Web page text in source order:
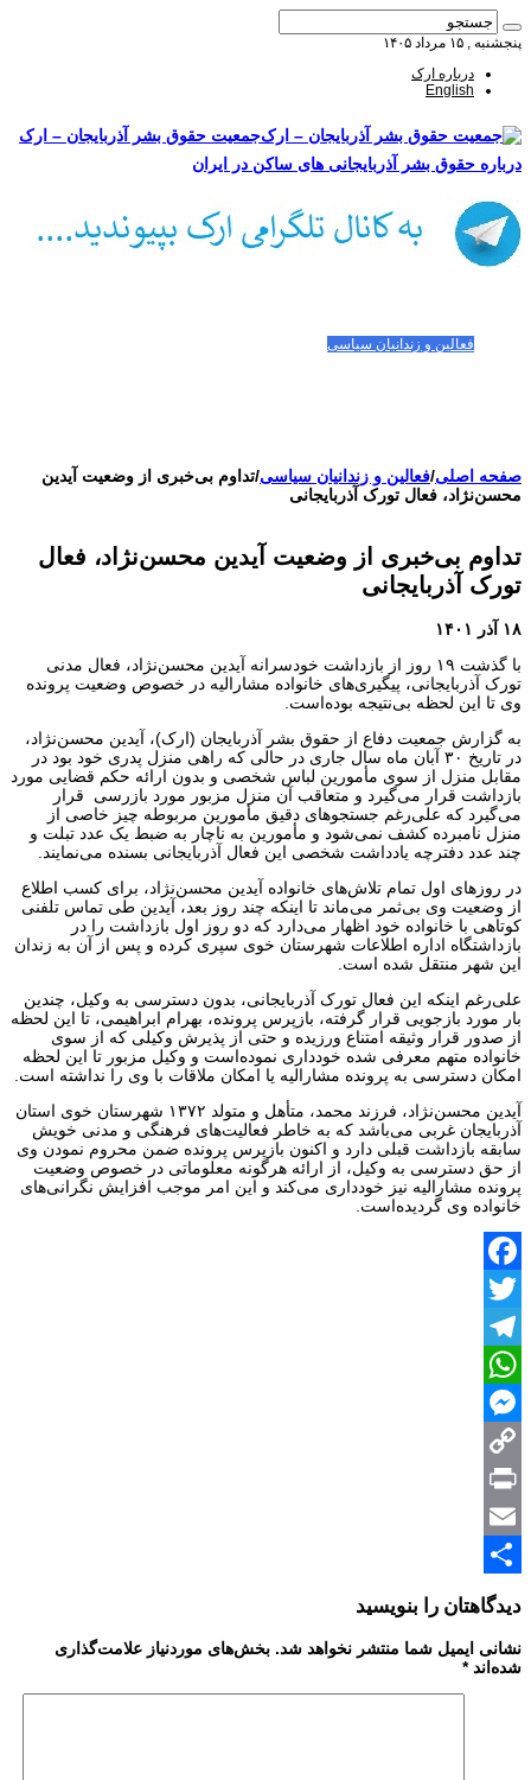
پنجشنبه , ۱۵ مرداد ۱۴۰۵
درباره ارک
English
جمعیت حقوق بشر آذربایجان – ارک
درباره حقوق بشر آذربایجانی های ساکن در ایران
فعالین و زندانیان سیاسی
صفحه اصلی/فعالین و زندانیان سیاسی/تداوم بی‌خبری از وضعیت آیدین
محسن‌نژاد، فعال تورک آذربایجانی
تداوم بی‌خبری از وضعیت آیدین محسن‌نژاد، فعال
تورک آذربایجانی
۱۸ آذر ۱۴۰۱
با گذشت ۱۹ روز از بازداشت خودسرانه آیدین محسن‌نژاد، فعال مدنی
تورک آذربایجانی، پیگیری‌های خانواده مشارالیه در خصوص وضعیت پرونده
وی تا این لحظه بی‌نتیجه بوده‌است.
به گزارش جمعیت دفاع از حقوق بشر آذربایجان (ارک)، آیدین محسن‌نژاد،
در تاریخ ۳۰ آبان ماه سال جاری در حالی که راهی منزل پدری خود بود در
مقابل منزل از سوی مأمورین لباس شخصی و بدون ارائه حکم قضایی مورد
بازداشت قرار می‌گیرد و متعاقب آن منزل مزبور مورد بازرسی قرار
می‌گیرد که علی‌رغم جستجوهای دقیق مأمورین مربوطه چیز خاصی از
منزل نامبرده کشف نمی‌شود و مأمورین به ناچار به ضبط یک عدد تبلت و
چند عدد دفترچه یادداشت شخصی این فعال آذربایجانی بسنده می‌نمایند.
در روزهای اول تمام تلاش‌های خانواده آیدین محسن‌نژاد، برای کسب اطلاع
از وضعیت وی بی‌ثمر می‌ماند تا اینکه چند روز بعد، آیدین طی تماس تلفنی
کوتاهی با خانواده خود اظهار می‌دارد که دو روز اول بازداشت را در
بازداشتگاه اداره اطلاعات شهرستان خوی سپری کرده و پس از آن به زندان
این شهر منتقل شده است.
علی‌رغم اینکه این فعال تورک آذربایجانی، بدون دسترسی به وکیل، چندین
بار مورد بازجویی قرار گرفته، بازپرس پرونده، بهرام ابراهیمی، تا این لحظه
از صدور قرار وثیقه امتناع ورزیده و حتی از پذیرش وکیلی که از سوی
خانواده متهم معرفی شده خودداری نموده‌است و وکیل مزبور تا این لحظه
امکان دسترسی به پرونده مشارالیه یا امکان ملاقات با وی را نداشته است.
آیدین محسن‌نژاد، فرزند محمد، متأهل و متولد ۱۳۷۲ شهرستان خوی استان
آذربایجان غربی می‌باشد که به خاطر فعالیت‌های فرهنگی و مدنی خویش
سابقه بازداشت قبلی دارد و اکنون بازپرس پرونده ضمن محروم نمودن وی
از حق دسترسی به وکیل، از ارائه هرگونه معلوماتی در خصوص وضعیت
پرونده مشارالیه نیز خودداری می‌کند و این امر موجب افزایش نگرانی‌های
خانواده وی گردیده‌است.
Facebook
Twitter
Telegram
WhatsApp
Messenger
Copy
Link
Print
Email
Share
دیدگاهتان را بنویسید
نشانی ایمیل شما منتشر نخواهد شد. بخش‌های موردنیاز علامت‌گذاری
شده‌اند*